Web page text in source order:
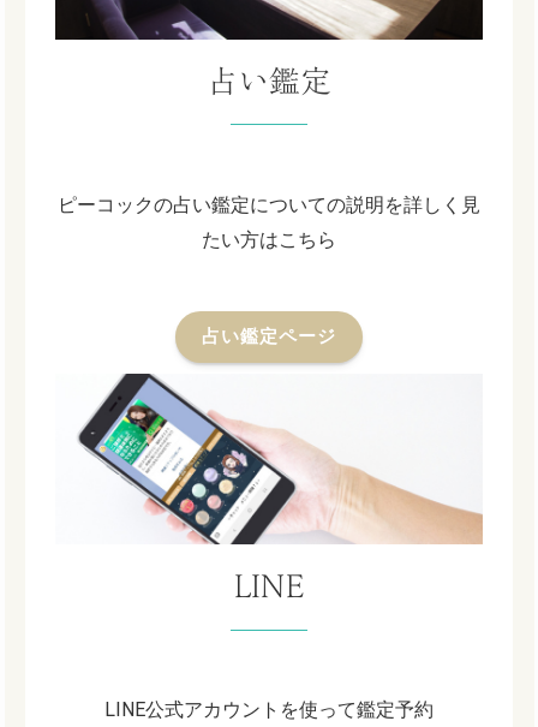
占い鑑定
ピーコックの占い鑑定についての説明を詳しく見
たい方はこちら
占い鑑定ページ
LINE
LINE公式アカウントを使って鑑定予約